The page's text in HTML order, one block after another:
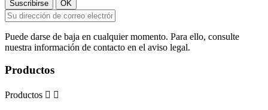
Puede darse de baja en cualquier momento. Para ello, consulte
nuestra información de contacto en el aviso legal.
Productos
Productos  